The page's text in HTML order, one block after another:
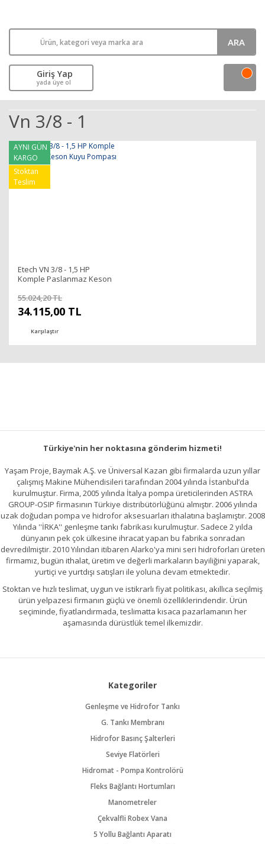
ARA
Giriş Yap
yada üye ol
Vn 3/8 - 1
AYNI GÜN
KARGO
Stoktan
Teslim
Etech VN 3/8 - 1,5 HP
Komple Paslanmaz Keson
55.024,20 TL
34.115,00 TL
Karşılaştır
Türkiye'nin her noktasına gönderim hizmeti!
Yaşam Proje, Baymak A.Ş. ve Üniversal Kazan gibi firmalarda uzun yıllar
çalışmış Makine Mühendisileri tarafından 2004 yılında İstanbul’da
kurulmuştur. Firma, 2005 yılında İtalya pompa üreticilerinden ASTRA
GROUP-OSIP firmasının Türkiye distribütörlüğünü almıştır. 2006 yılında
uzak doğudan pompa ve hidrofor aksesuarları ithalatına başlamıştır. 2008
Yılında ''İRKA'' genleşme tankı fabrikası kurulmuştur. Sadece 2 yılda
dünyanın pek çok ülkesine ihracat yapan bu fabrika sonradan
devredilmiştir. 2010 Yılından itibaren Alarko'ya mini seri hidroforları üreten
firmamız, bugün ithalat, üretim ve değerli markaların bayiliğini yaparak,
yurtiçi ve yurtdışı satışları ile yoluna devam etmektedir.
Stoktan ve hızlı teslimat, uygun ve istikrarlı fiyat politikası, akıllıca seçilmiş
ürün yelpazesi firmanın güçlü ve önemli özelliklerindendir. Ürün
seçiminde, fiyatlandırmada, teslimatta kısaca pazarlamanın her
aşamasında dürüstlük temel ilkemizdir.
Kategoriler
Genleşme ve Hidrofor Tankı
G. Tankı Membranı
Hidrofor Basınç Şalterleri
Seviye Flatörleri
Hidromat - Pompa Kontrolörü
Fleks Bağlantı Hortumları
Manometreler
Çekvalfli Robex Vana
5 Yollu Bağlantı Aparatı